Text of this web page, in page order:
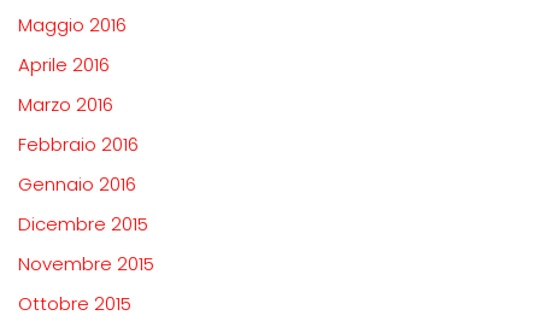
Maggio 2016
Aprile 2016
Marzo 2016
Febbraio 2016
Gennaio 2016
Dicembre 2015
Novembre 2015
Ottobre 2015